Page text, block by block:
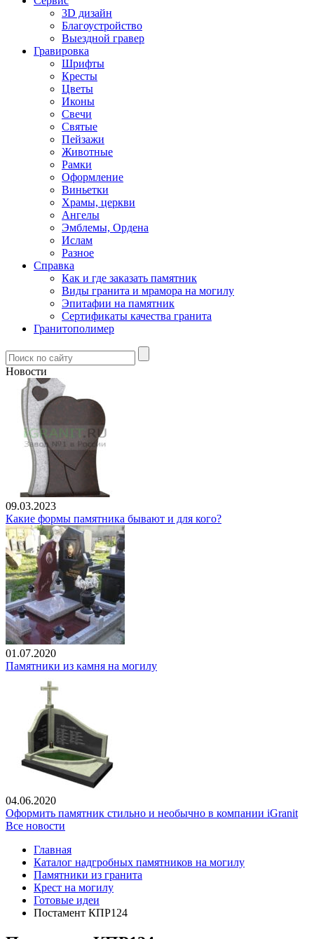
3D дизайн
Благоустройство
Выездной гравер
Гравировка
Шрифты
Кресты
Цветы
Иконы
Свечи
Святые
Пейзажи
Животные
Рамки
Оформление
Виньетки
Храмы, церкви
Ангелы
Эмблемы, Ордена
Ислам
Разное
Справка
Как и где заказать памятник
Виды гранита и мрамора на могилу
Эпитафии на памятник
Сертификаты качества гранита
Гранитополимер
Новости
09.03.2023
Какие формы памятника бывают и для кого?
01.07.2020
Памятники из камня на могилу
04.06.2020
Оформить памятник стильно и необычно в компании iGranit
Все новости
Главная
Каталог надгробных памятников на могилу
Памятники из гранита
Крест на могилу
Готовые идеи
Постамент КПР124